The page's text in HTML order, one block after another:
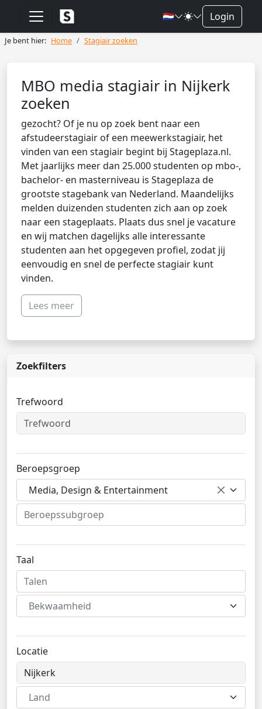
🇳🇱 Login
Je bent hier: Home Stagiair zoeken
MBO media stagiair in Nijkerk
zoeken
gezocht? Of je nu op zoek bent naar een
afstudeerstagiair of een meewerkstagiair, het
vinden van een stagiair begint bij Stageplaza.nl.
Met jaarlijks meer dan 25.000 studenten op mbo-,
bachelor- en masterniveau is Stageplaza de
grootste stagebank van Nederland. Maandelijks
melden duizenden studenten zich aan op zoek
naar een stageplaats. Plaats dus snel je vacature
en wij matchen dagelijks alle interessante
studenten aan het opgegeven profiel, zodat jij
eenvoudig en snel de perfecte stagiair kunt
vinden.
Lees meer
Zoekfilters
Trefwoord
Beroepsgroep
Media, Design & Entertainment
Taal
Bekwaamheid
Locatie
Land